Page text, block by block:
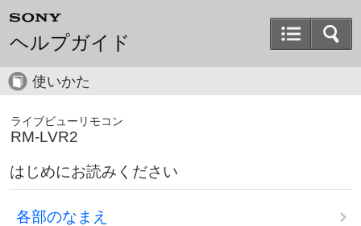
ヘルプガイド
使いかた
ライブビューリモコン
RM-LVR2
はじめにお読みください
各部のなまえ